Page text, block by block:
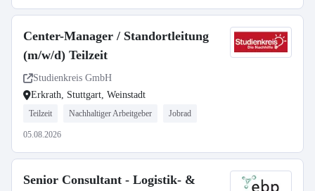
Center-Manager / Standortleitung
(m/w/d) Teilzeit
Studienkreis GmbH
Erkrath, Stuttgart, Weinstadt
Teilzeit Nachhaltiger Arbeitgeber Jobrad
05.08.2026
Senior Consultant - Logistik- &